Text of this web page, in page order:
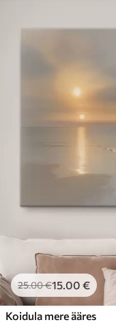
25.00€15.00 €
Koidula mere ääres